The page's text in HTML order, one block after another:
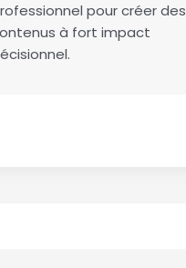
pour créer des
à fort impact